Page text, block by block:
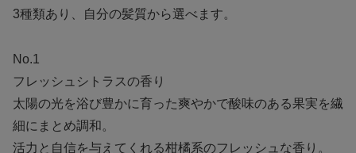
3種類あり、自分の髪質から選べます。
No.1
フレッシュシトラスの香り
太陽の光を浴び豊かに育った爽やかで酸味のある果実を繊
細にまとめ調和。
活力と自信を与えてくれる柑橘系のフレッシュな香り。